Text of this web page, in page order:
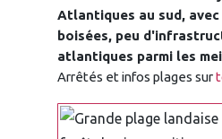
Atlantiques au sud, avec
boisées, peu
atlantiques parmi les
Arrêtés et infos plages sur